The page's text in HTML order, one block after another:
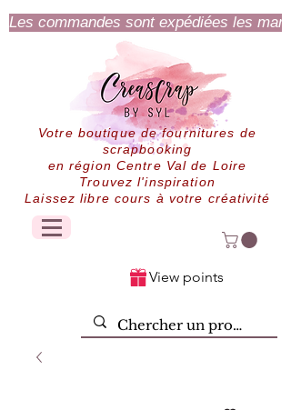
Les commandes sont expédiées les
Votre boutique de fournitures de
scrapbooking
en région Centre Val de Loire
Trouvez l'inspiration
Laissez libre cours à votre créativité
View points